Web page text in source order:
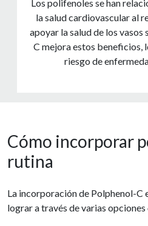
Los polifenoles se han
la salud cardiovascular al
apoyar la salud de los vasos
C mejora estos beneficios,
riesgo de
Cómo incorporar
rutina
La incorporación de Polphenol-C
lograr a través de varias